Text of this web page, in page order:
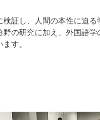
証し、人間の本性に迫る
の研究に加え、外国語
す。